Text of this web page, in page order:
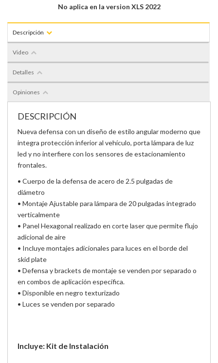
No aplica en la version XLS 2022
Descripción
Video
Detalles
Opiniones
DESCRIPCIÓN
Nueva defensa con un diseño de estilo angular moderno que
integra protección inferior al vehículo, porta lámpara de luz
led y no interfiere con los sensores de estacionamiento
frontales.
• Cuerpo de la defensa de acero de 2.5 pulgadas de
diámetro
• Montaje Ajustable para lámpara de 20 pulgadas integrado
verticalmente
• Panel Hexagonal realizado en corte laser que permite flujo
adicional de aire
• Incluye montajes adicionales para luces en el borde del
skid plate
• Defensa y brackets de montaje se venden por separado o
en combos de aplicación específica.
• Disponible en negro texturizado
• Luces se venden por separado
Incluye: Kit de Instalación